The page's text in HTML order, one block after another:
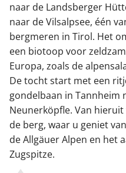
naar de Landsberger
naar de Vilsalpsee, één
bergmeren in Tirol. Het
een biotoop voor
Europa, zoals de
De tocht start met een
gondelbaan in
Neunerköpfle. Van
de berg, waar u geniet
de Allgäuer Alpen en het
Zugspitze.